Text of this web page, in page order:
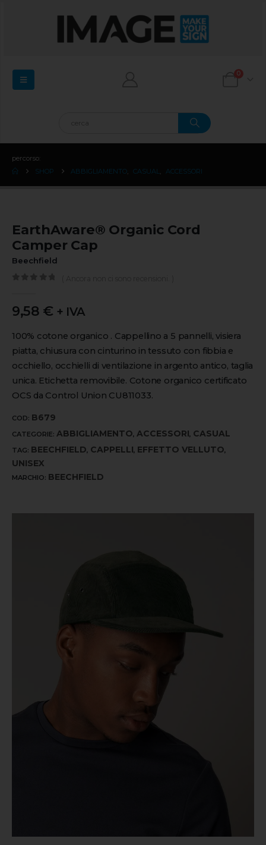
0
percorso:
SHOP
ABBIGLIAMENTO CASUAL ACCESSORI
EarthAware® Organic Cord
Camper Cap
Beechfield
9,58 € + IVA
100% cotone organico . Cappellino a 5 pannelli, visiera
piatta, chiusura con cinturino in tessuto con fibbia e
occhiello, occhielli di ventilazione in argento antico, taglia
unica. Etichetta removibile. Cotone organico certificato
OCS da Control Union CU811033.
COD: B679
CATEGORIE: ABBIGLIAMENTO, ACCESSORI, CASUAL
TAG: BEECHFIELD, CAPPELLI, EFFETTO VELLUTO,
UNISEX
MARCHIO: BEECHFIELD